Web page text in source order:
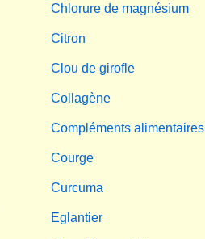
Chlorure de magnésium
Citron
Clou de girofle
Collagène
Compléments alimentaires
Courge
Curcuma
Eglantier